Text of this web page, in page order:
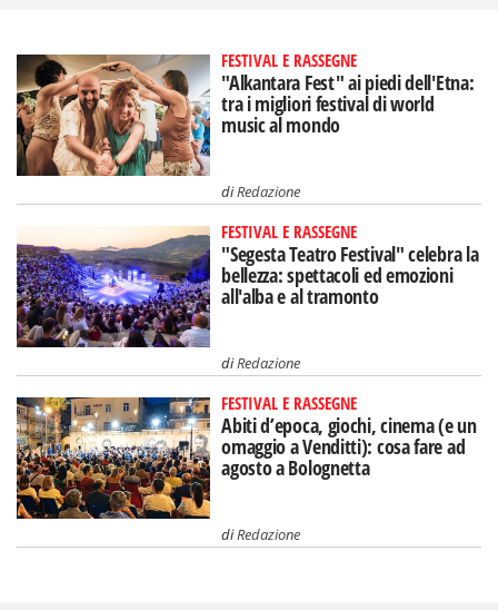
FESTIVAL E RASSEGNE
"Alkantara Fest" ai piedi dell'Etna:
tra i migliori festival di world
music al mondo
diRedazione
FESTIVAL E RASSEGNE
"Segesta Teatro Festival" celebra la
bellezza: spettacoli ed emozioni
all'alba e al tramonto
diRedazione
FESTIVAL E RASSEGNE
Abiti d’epoca, giochi, cinema (e un
omaggio a Venditti): cosa fare ad
agosto a Bolognetta
diRedazione